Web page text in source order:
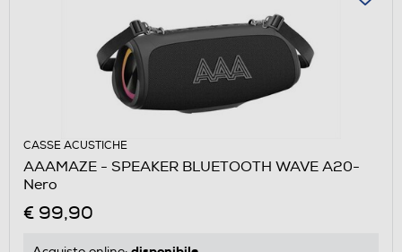
CASSE ACUSTICHE
AAAMAZE - SPEAKER BLUETOOTH WAVE A20-
Nero
€ 99,90